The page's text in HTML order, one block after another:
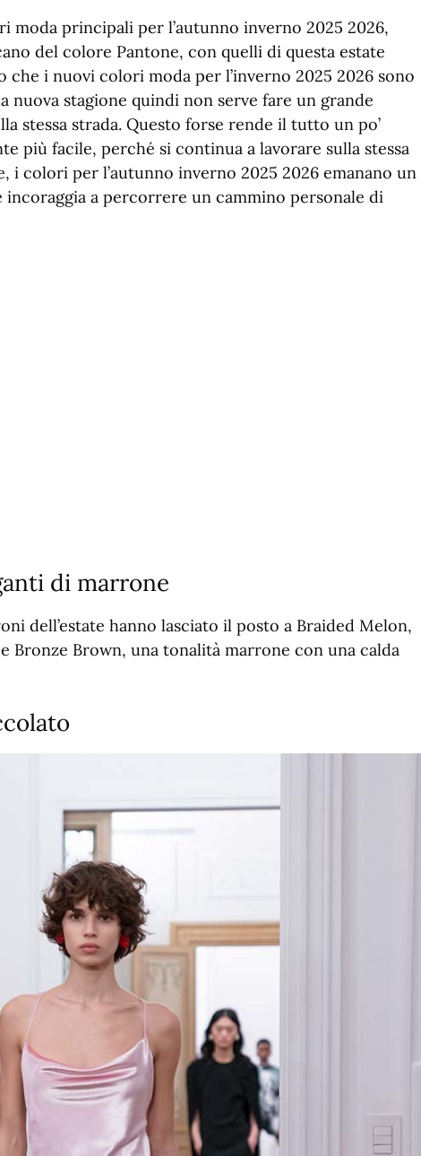
moda principali per l’autunno inverno 2025 2026,
del colore Pantone, con quelli di questa estate
che i nuovi colori moda per l’inverno 2025 2026 sono
stagione quindi non serve fare un grande
stessa strada. Questo forse rende il tutto un po’
più facile, perché si continua a lavorare sulla stessa
i colori per l’autunno inverno 2025 2026 emanano un
incoraggia a percorrere un cammino personale di
di marrone
dell’estate hanno lasciato il posto a Braided Melon,
Bronze Brown, una tonalità marrone con una calda